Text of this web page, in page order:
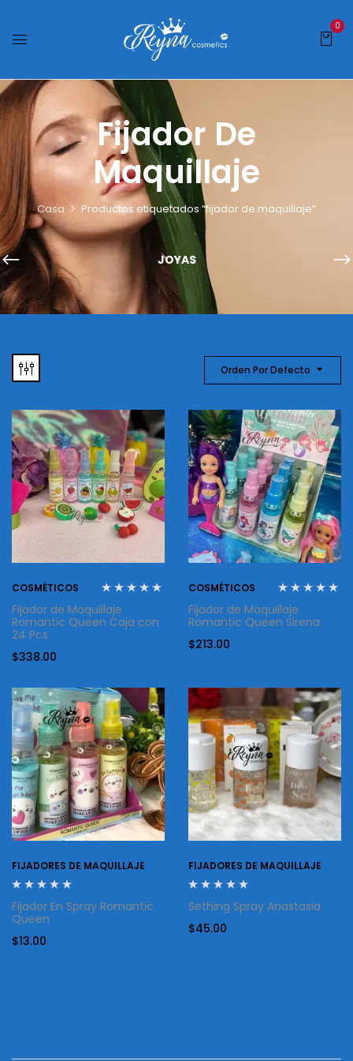
0
Fijador De
Maquillaje
Casa Productos etiquetados “fijador de maquillaje”
JOYAS
Orden Por Defecto
COSMÉTICOS
Fijador de Maquillaje
Romantic Queen Caja con
24 Pcs
$338.00
COSMÉTICOS
Fijador de Maquillaje
Romantic Queen Sirena
$213.00
FIJADORES DE MAQUILLAJE
Fijador En Spray Romantic
Queen
$13.00
FIJADORES DE MAQUILLAJE
Sething Spray Anastasia
$45.00